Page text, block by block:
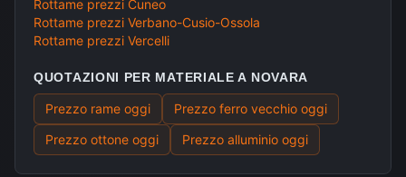
Rottame prezzi Cuneo
Rottame prezzi Verbano-Cusio-Ossola
Rottame prezzi Vercelli
QUOTAZIONI PER MATERIALE A NOVARA
Prezzo rame oggi Prezzo ferro vecchio oggi
Prezzo ottone oggi Prezzo alluminio oggi